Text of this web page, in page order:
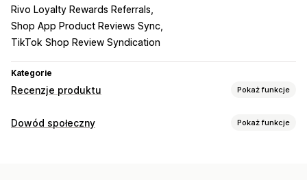
Rivo Loyalty Rewards Referrals
Shop App Product Reviews Sync
TikTok Shop Review Syndication
Kategorie
Recenzje produktu Pokaż funkcje
Opcje wyświetlania
Dowód społeczny Pokaż funkcje